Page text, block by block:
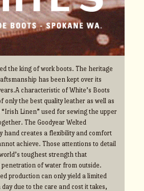
the king of work boots. The heritage
has been kept over its
characteristic of White’s Boots
only the best quality leather as well as
Linen” used for sewing the upper
The Goodyear Welted
hand creates a flexibility and comfort
achieve. Those attentions to detail
toughest strength that
of water from outside.
production can only yield a limited
due to the care and cost it takes,